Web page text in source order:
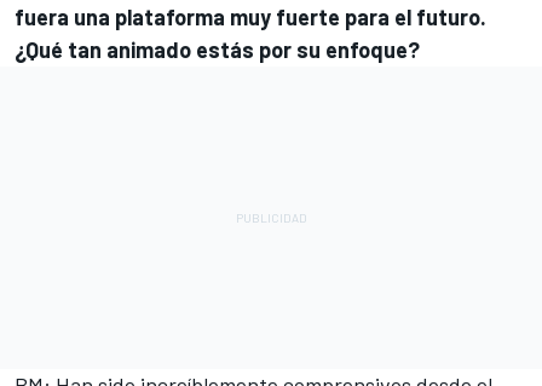
fuera una plataforma muy fuerte para el futuro.
¿Qué tan animado estás por su enfoque?